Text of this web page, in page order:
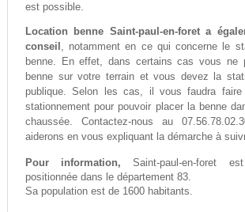
est possible.
Location benne Saint-paul-en-foret a
conseil , notamment en ce qui concerne le
benne. En effet, dans certains cas vous ne
benne sur votre terrain et vous devez la
publique. Selon les cas, il vous faudra faire
stationnement pour pouvoir placer la benne
chaussée. Contactez-nous au
aiderons en vous expliquant la démarche à
Pour information, Saint-paul-en-foret
positionnée dans le département 83.
Sa population est de 1600 habitants.